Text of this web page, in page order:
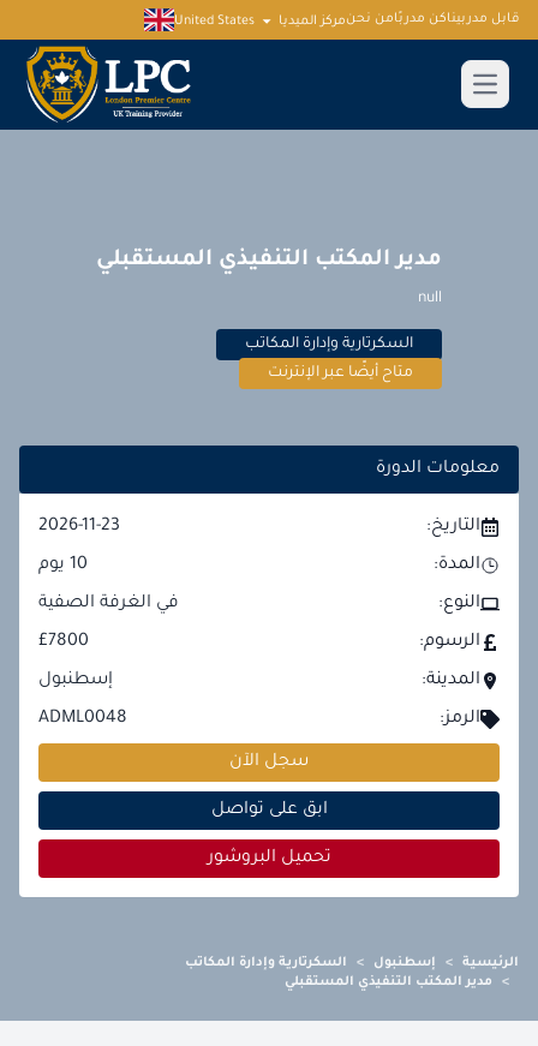
قابل مدربيناكن مدربًامن نحنمركز الميديا United States
مدير المكتب التنفيذي المستقبلي
null
السكرتارية وإدارة المكاتب
متاح أيضًا عبر الإنترنت
معلومات الدورة
التاريخ:
2026-11-23
المدة:
10 يوم
النوع:
في الغرفة الصفية
الرسوم:
£7800
المدينة:
إسطنبول
الرمز:
ADML0048
سجل الآن
ابق على تواصل
تحميل البروشور
الرئيسية > إسطنبول >
السكرتارية وإدارة المكاتب
>
مدير المكتب التنفيذي المستقبلي